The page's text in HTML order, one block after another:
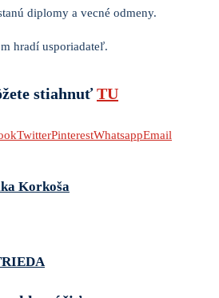
diplomy a vecné odmeny.
hradí usporiadateľ.
stiahnuťTU
TwitterPinterestWhatsappEmail
Korkoša